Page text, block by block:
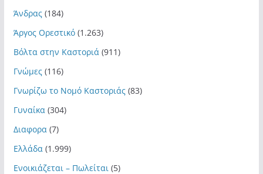
Άνδρας(184)
Άργος Ορεστικό(1.263)
Βόλτα στην Καστοριά(911)
Γνώμες(116)
Γνωρίζω το Νομό Καστοριάς(83)
Γυναίκα(304)
Διαφορα(7)
Ελλάδα(1.999)
Ενοικιάζεται – Πωλείται(5)